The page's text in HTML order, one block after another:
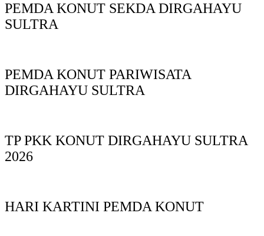
PEMDA KONUT SEKDA DIRGAHAYU
SULTRA
PEMDA KONUT PARIWISATA
DIRGAHAYU SULTRA
TP PKK KONUT DIRGAHAYU SULTRA
2026
HARI KARTINI PEMDA KONUT